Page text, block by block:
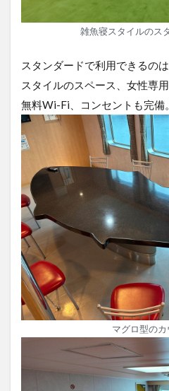
雑魚寝スタイルのス
スタンダードで利用できるの
スタイルのスペース、女性専用
無料Wi-Fi、コンセントも完備。
マグロ型の